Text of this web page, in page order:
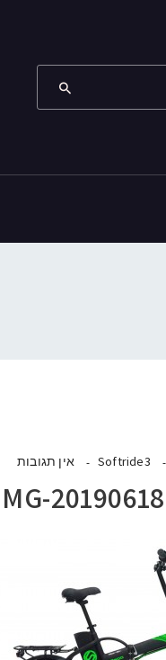
Softride3 אין תגובות